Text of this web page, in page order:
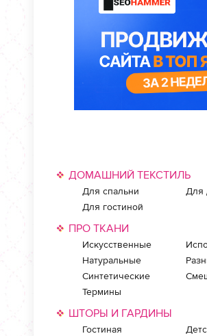
ДОМАШНИЙ ТЕКСТИЛЬ
Для спальни
Для
Для гостиной
ПРО ТКАНИ
Искусственные
Натуральные
Синтетические
Термины
ШТОРЫ И ГАРДИНЫ
Гостиная